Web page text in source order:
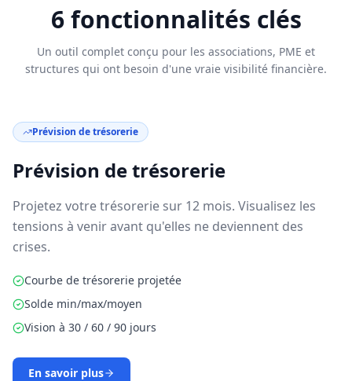
6 fonctionnalités clés
Un outil complet conçu pour les associations, PME et
structures qui ont besoin d'une vraie visibilité financière.
Prévision de trésorerie
Prévision de trésorerie
Projetez votre trésorerie sur 12 mois. Visualisez les
tensions à venir avant qu'elles ne deviennent des
crises.
Courbe de trésorerie projetée
Solde min/max/moyen
Vision à 30 / 60 / 90 jours
En savoir plus